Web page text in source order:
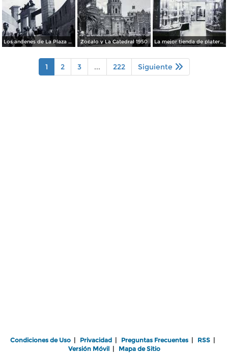
Los andenes de La Plaza de toros Ciudad de México 1950 Zocalo y La Catedral 1950 La mejor tienda de plateria.
1 2 3 ... 222 Siguiente
Condiciones de Uso | Privacidad | Preguntas Frecuentes | RSS |
Versión Móvil| Mapa de Sitio